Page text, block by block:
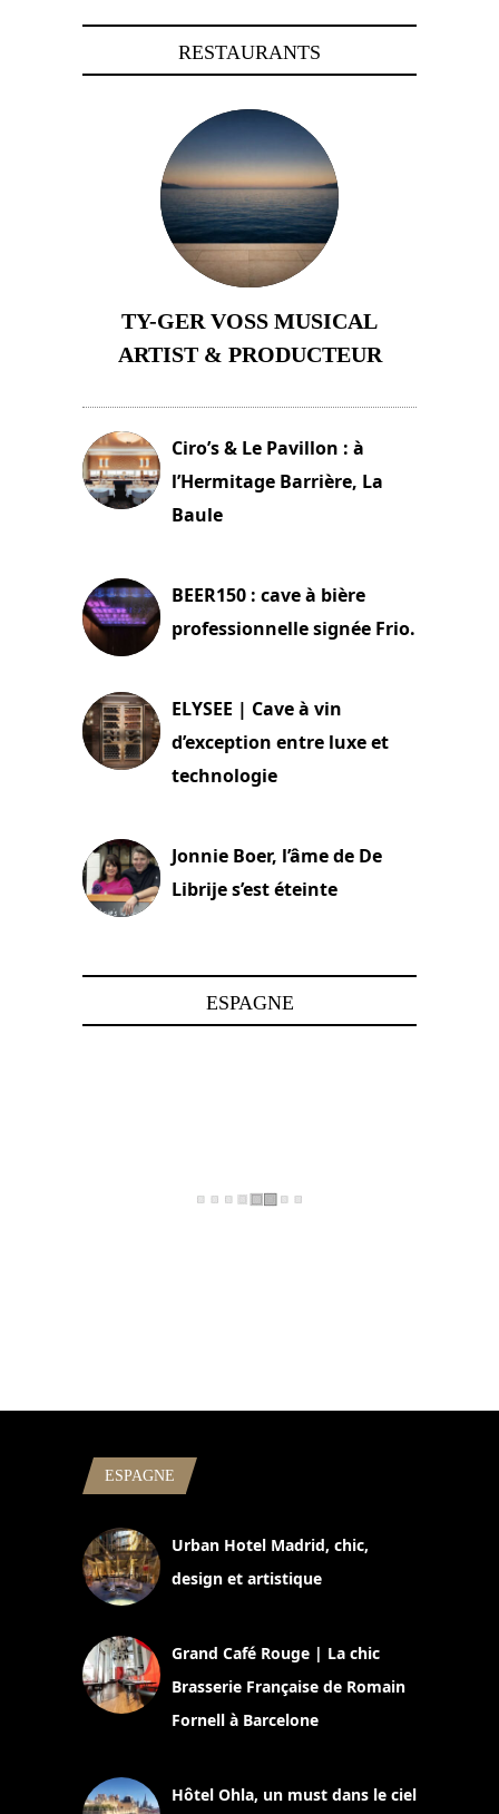
RESTAURANTS
TY-GER VOSS MUSICAL
ARTIST & PRODUCTEUR
Ciro’s & Le Pavillon : à
l’Hermitage Barrière, La
Baule
BEER150 : cave à bière
professionnelle signée Frio.
ELYSEE | Cave à vin
d’exception entre luxe et
technologie
Jonnie Boer, l’âme de De
Librije s’est éteinte
ESPAGNE
ESPAGNE
Urban Hotel Madrid, chic,
design et artistique
Grand Café Rouge | La chic
Brasserie Française de Romain
Fornell à Barcelone
Hôtel Ohla, un must dans le ciel